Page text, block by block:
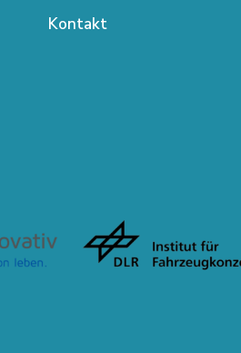
Kontakt